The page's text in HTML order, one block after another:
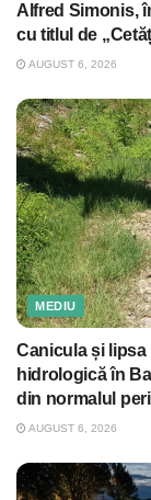
Alfred Simonis,
cu titlul de
AUGUST 6, 2026
MEDIU
Canicula și
hidrologică în
din normalul
AUGUST 6, 2026